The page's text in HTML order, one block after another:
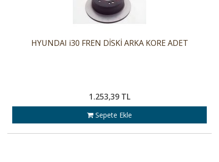
HYUNDAI i30 FREN DİSKİ ARKA KORE ADET
1.253,39 TL
Sepete Ekle